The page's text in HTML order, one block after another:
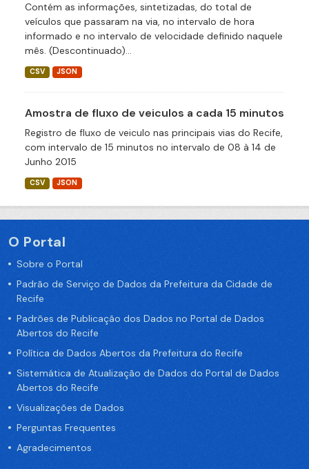
Contém as informações, sintetizadas, do total de
veículos que passaram na via, no intervalo de hora
informado e no intervalo de velocidade definido naquele
mês. (Descontinuado)...
CSV JSON
Amostra de fluxo de veiculos a cada 15 minutos
Registro de fluxo de veiculo nas principais vias do Recife,
com intervalo de 15 minutos no intervalo de 08 à 14 de
Junho 2015
CSV JSON
O Portal
Sobre o Portal
Padrão de Serviço de Dados da Prefeitura da Cidade de
Recife
Padrões de Publicação dos Dados no Portal de Dados
Abertos do Recife
Política de Dados Abertos da Prefeitura do Recife
Sistemática de Atualização de Dados do Portal de Dados
Abertos do Recife
Visualizações de Dados
Perguntas Frequentes
Agradecimentos